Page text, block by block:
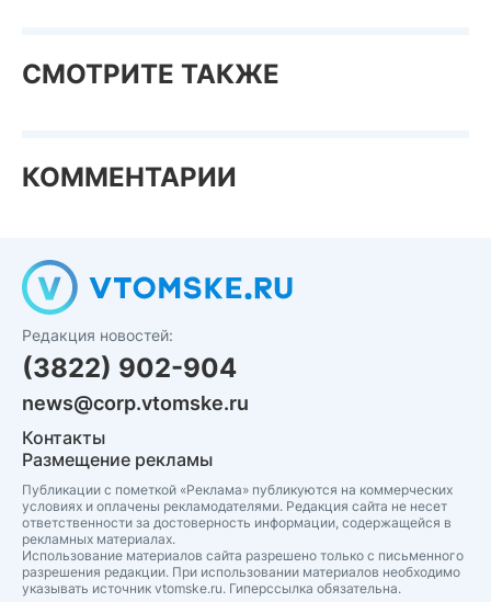
СМОТРИТЕ ТАКЖЕ
КОММЕНТАРИИ
Редакция новостей:
(3822) 902-904
news@corp.vtomske.ru
Контакты
Размещение рекламы
Публикации с пометкой «Реклама» публикуются на коммерческих
условиях и оплачены рекламодателями. Редакция сайта не несет
ответственности за достоверность информации, содержащейся в
рекламных материалах.
Использование материалов сайта разрешено только с письменного
разрешения редакции. При использовании материалов необходимо
указывать источник vtomske.ru. Гиперссылка обязательна.